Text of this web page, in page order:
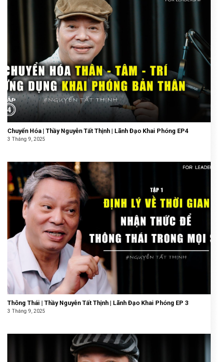
Chuyển Hóa | Thầy Nguyễn Tất Thịnh | Lãnh Đạo Khai Phóng EP4
3 Tháng 9, 2025
Thông Thái | Thầy Nguyễn Tất Thịnh | Lãnh Đạo Khai Phóng EP 3
3 Tháng 9, 2025